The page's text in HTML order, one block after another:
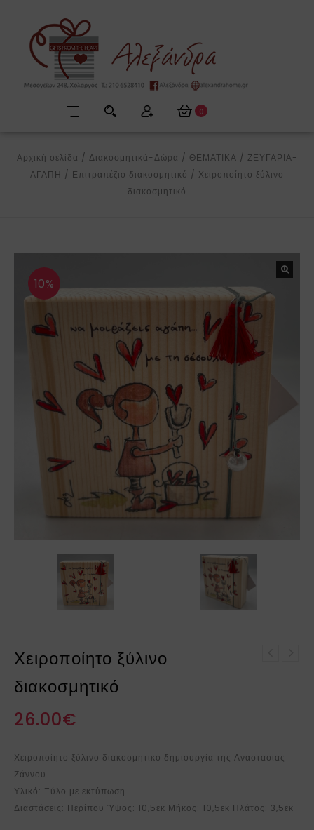
0
Αρχική σελίδα / Διακοσμητικά-Δώρα / ΘΕΜΑΤΙΚΑ / ΖΕΥΓΑΡΙΑ-
ΑΓΑΠΗ / Επιτραπέζιο διακοσμητικό / Χειροποίητο ξύλινο
διακοσμητικό
10%
Χειροποίητο ξύλινο
διακοσμητικό
26.00€
Χειροποίητο ξύλινο διακοσμητικό δημιουργία της Αναστασίας
Ζάννου.
Υλικό: Ξύλο με εκτύπωση.
Διαστάσεις: Περίπου Ύψος: 10,5εκ Μήκος: 10,5εκ Πλάτος: 3,5εκ